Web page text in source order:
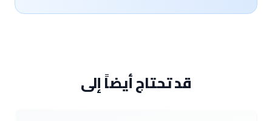
قد تحتاج أيضاً إلى